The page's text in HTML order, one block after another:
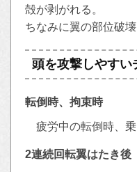
殻が剥がれる。
ちなみに翼の部位破
頭を攻撃しやすい
転倒時、拘束時
疲労中の転倒時、
2連続回転翼はたき後